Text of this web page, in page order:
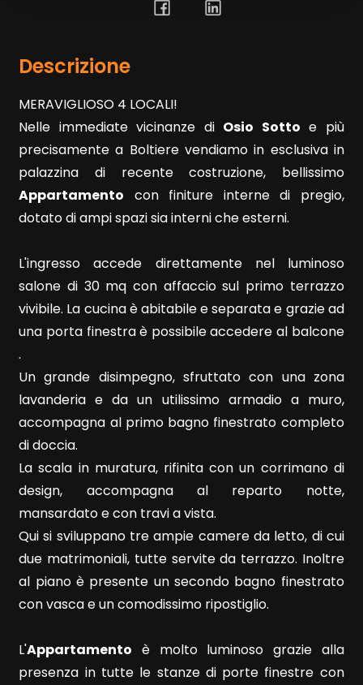
Descrizione
MERAVIGLIOSO 4 LOCALI!
Nelle immediate vicinanze di Osio Sotto e più
precisamente a Boltiere vendiamo in esclusiva in
palazzina di recente costruzione, bellissimo
Appartamento con finiture interne di pregio,
dotato di ampi spazi sia interni che esterni.
L'ingresso accede direttamente nel luminoso
salone di 30 mq con affaccio sul primo terrazzo
vivibile. La cucina è abitabile e separata e grazie ad
una porta finestra è possibile accedere al balcone
.
Un grande disimpegno, sfruttato con una zona
lavanderia e da un utilissimo armadio a muro,
accompagna al primo bagno finestrato completo
di doccia.
La scala in muratura, rifinita con un corrimano di
design, accompagna al reparto notte,
mansardato e con travi a vista.
Qui si sviluppano tre ampie camere da letto, di cui
due matrimoniali, tutte servite da terrazzo. Inoltre
al piano è presente un secondo bagno finestrato
con vasca e un comodissimo ripostiglio.
L'Appartamento è molto luminoso grazie alla
presenza in tutte le stanze di porte finestre con
Totale
mq
Locali
Qualsiasi
1
5
5+
minimi